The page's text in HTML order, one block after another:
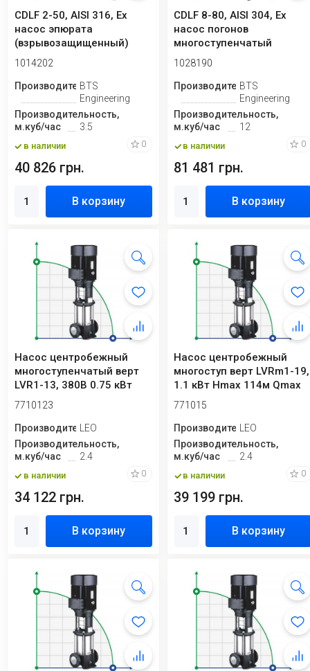
CDLF 2-50, AISI 316, Ex
насос эпюрата
(взрывозащищенный)
1014202
ПроизводительBTS
Engineering
Производительность,
м.куб/час
3.5
в наличии 0
40 826 грн.
В корзину
CDLF 8-80, AISI 304, Ex
насос погонов
многоступенчатый
1028190
ПроизводительBTS
Engineering
Производительность,
м.куб/час
12
в наличии 0
81 481 грн.
В корзину
Насос центробежный
многоступенчатый верт
LVR1-13, 380В 0.75 кВт
Hmax 78М Qmax...
7710123
ПроизводительLEO
Производительность,
м.куб/час
2.4
в наличии 0
34 122 грн.
В корзину
Насос центробежный
многоступ верт LVRm1-19,
1.1 кВт Hmax 114м Qmax
40л/мин не...
771015
ПроизводительLEO
Производительность,
м.куб/час
2.4
в наличии 0
39 199 грн.
В корзину